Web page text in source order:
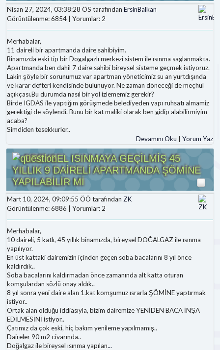
Nisan 27, 2024, 03:38:28 ÖS tarafından ErsinBalkan
Görüntülenme: 6854 | Yorumlar: 2
Merhabalar,
11 daireli bir apartmanda daire sahibiyim.
Binamızda eski tip bir Dogalgazlı merkezi sistem ile ısınma saglanmakta.
Apartmanda ben dahil 7 daire sahibi bireysel sisteme geçmek istiyoruz.
Lakin şöyle bir sorunumuz var apartman yöneticimiz su an yurtdışında
ve karar defteri kendisinde bulunuyor. Ne zaman döneceği de meçhul
açıkçası.Bu durumda nasıl bir yol izlememiz gerekir?
Birde IGDAS ile yaptığım görüşmede belediyeden yapı ruhsatı almamiz
gerektigi de söylendi. Bunu bir kat maliki olarak ben gidip alabilirmiyim
acaba?
Simdiden tesekkurler..
Devamını Oku
Yorum Yaz
BREYSEL ISINMAYA GEÇİLMİŞ 45
YILLIK 9 DAİRELİ APARTMANDA ŞÖMİNE
YAPILABİLİR Mİ
Mart 10, 2024, 09:09:55 ÖÖ tarafından ZK
Görüntülenme: 6886 | Yorumlar: 2
Merhabalar,
10 daireli, 5 katlı, 45 yıllık binamızda, bireysel DOĞALGAZ ile ısınma
yapılıyor.
En üst kattaki dairemizin içinden geçen soba bacalarını 8 yıl önce
kaldırdık..
Soba bacalarını kaldırmadan önce zamanında alt katta oturan
komşulardan sözlü onay aldık..
8 yıl sonra yeni daire alan 1.kat komşumuz ısrarla ŞÖMİNE yaptırmak
istiyor..
Ortak alan olduğu iddiasıyla, bizim dairemize YENİDEN BACA İNŞA
EDİLMESİNİ istiyor..
Çatımız da çok eski, hiç bakım yenileme yapılmamış..
Daireler 90 m2 civarında..
Doğalgaz ile bireysel ısınma yapılan...